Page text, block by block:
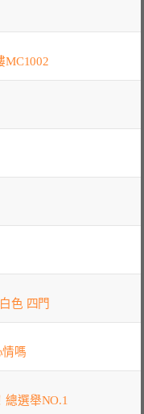
MC1002
色 四門
嗎
總選舉NO.1